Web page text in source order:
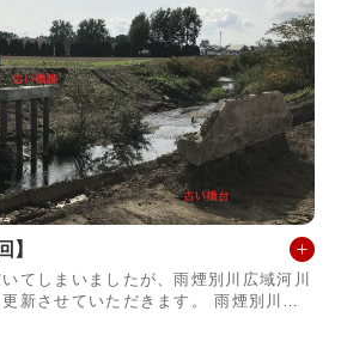
】
てしまいましたが、雨煙別川広域河川
せていただきます。 雨煙別川は